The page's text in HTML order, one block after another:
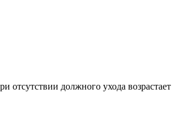
отсутствии должного ухода возрастает